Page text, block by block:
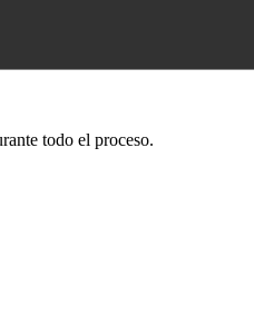
todo el proceso.